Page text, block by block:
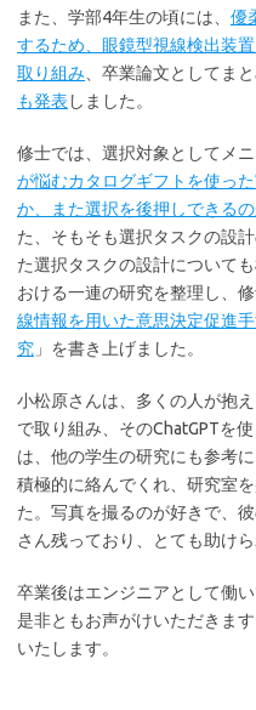
また、学部4年生の頃には、 優
するため、眼鏡型視線検出装
取り組み、卒業論文としてま
も発表 しました。
修士では、選択対象としてメ
が悩むカタログギフトを使っ
か、また選択を後押しできる
た、そもそも選択タスクの設
た選択タスクの設計について
おける一連の研究を整理し、
線情報を用いた意思決定促進
究 」を書き上げました。
小松原さんは、多くの人が抱
で取り組み、そのChatGPTを
は、他の学生の研究にも参考
積極的に絡んでくれ、研究室
た。写真を撮るのが好きで、
さん残っており、とても助けら
卒業後はエンジニアとして働
是非ともお声がけいただきま
いたします。